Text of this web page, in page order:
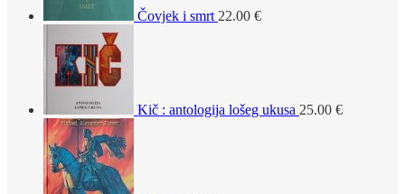
Čovjek i smrt 22.00 €
Kič : antologija lošeg ukusa 25.00 €